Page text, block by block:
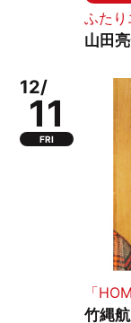
ふた
山田
12/
11
FRI
「
竹縄